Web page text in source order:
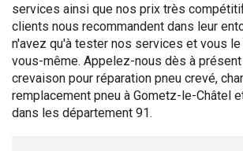
services ainsi que nos prix très
clients nous recommandent dans leur
n'avez qu'à tester nos services et vous
vous-même. Appelez-nous dès à
crevaison pour réparation pneu crevé,
remplacement pneu à Gometz-le-Châtel
dans les département 91.